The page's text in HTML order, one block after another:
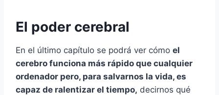
El poder cerebral
En el último capítulo se podrá ver cómo el
cerebro funciona más rápido que cualquier
ordenador pero, para salvarnos la vida, es
capaz de ralentizar el tiempo, decirnos qué